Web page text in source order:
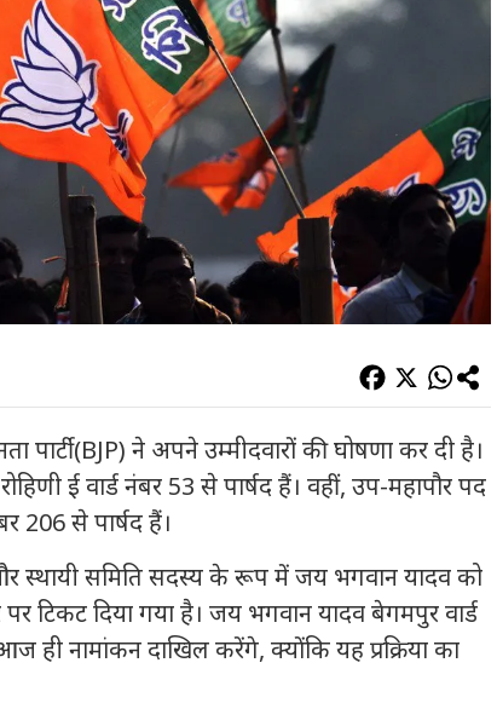
(BJP) ने अपने उम्मीदवारों की घोषणा कर दी है।
ई वार्ड नंबर 53 से पार्षद हैं। वहीं, उप-महापौर पद
206 से पार्षद हैं।
स्थायी समिति सदस्य के रूप में जय भगवान यादव को
टिकट दिया गया है। जय भगवान यादव बेगमपुर वार्ड
ही नामांकन दाखिल करेंगे, क्योंकि यह प्रक्रिया का